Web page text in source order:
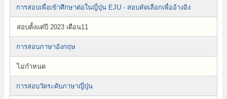
การสอบเพื่อเข้าศึกษาต่อในญี่ปุ่น EJU - สอบคัดเลือกเพื่ออ้างอิง
สอบตั้งแต่ปี 2023 เดือน11
การสอบภาษาอังกฤษ
ไม่กำหนด
การสอบวัดระดับภาษาญี่ปุ่น